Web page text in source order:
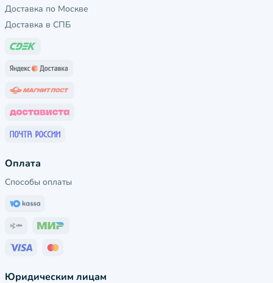
Доставка по Москве
Доставка в СПБ
Оплата
Способы оплаты
Юридическим лицам